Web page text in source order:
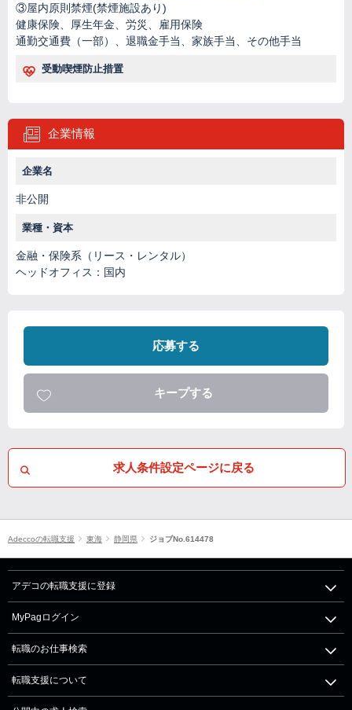
③屋内原則禁煙(禁煙施設あり)
健康保険、厚生年金、労災、雇用保険
通勤交通費（一部）、退職金手当、家族手当、その他手当
受動喫煙防止措置
企業情報
企業名
非公開
業種・資本
金融・保険系（リース・レンタル）
ヘッドオフィス：国内
応募する
キープする
求人条件設定ページに戻る
Adeccoの転職支援 東海 静岡県 ジョブNo.614478
アデコの転職支援に登録
MyPagログイン
転職のお仕事検索
転職支援について